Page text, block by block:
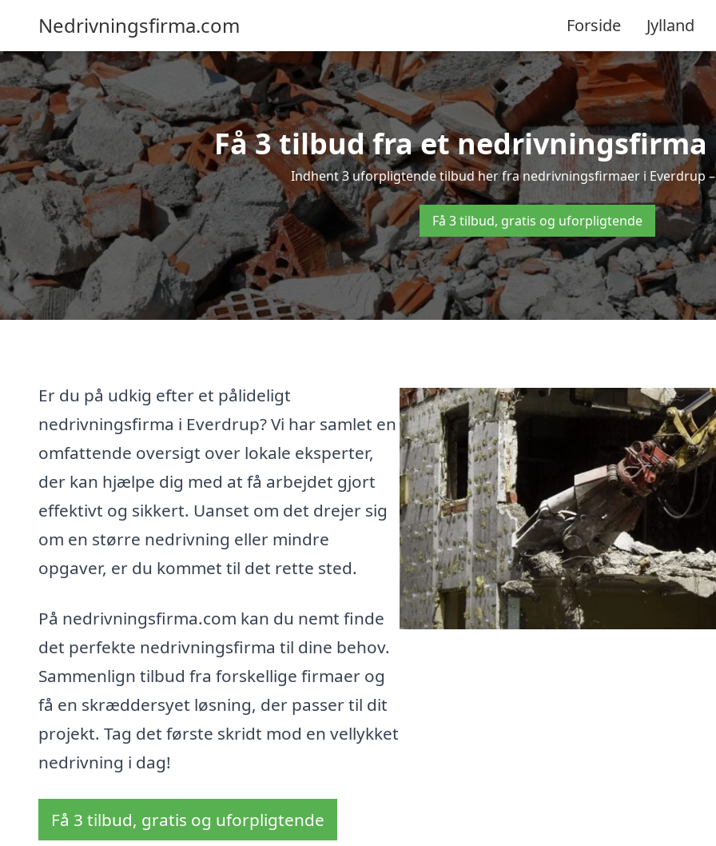
Nedrivningsfirma.com Forside Jylland
Få 3 tilbud fra et nedrivningsfirma
Indhent 3 uforpligtende tilbud her fra nedrivningsfirmaer i Everdrup
Få 3 tilbud, gratis og uforpligtende
Er du på udkig efter et pålideligt
nedrivningsfirma i Everdrup? Vi har samlet en
omfattende oversigt over lokale eksperter,
der kan hjælpe dig med at få arbejdet gjort
effektivt og sikkert. Uanset om det drejer sig
om en større nedrivning eller mindre
opgaver, er du kommet til det rette sted.
På nedrivningsfirma.com kan du nemt finde
det perfekte nedrivningsfirma til dine behov.
Sammenlign tilbud fra forskellige firmaer og
få en skræddersyet løsning, der passer til dit
projekt. Tag det første skridt mod en vellykket
nedrivning i dag!
Få 3 tilbud, gratis og uforpligtende